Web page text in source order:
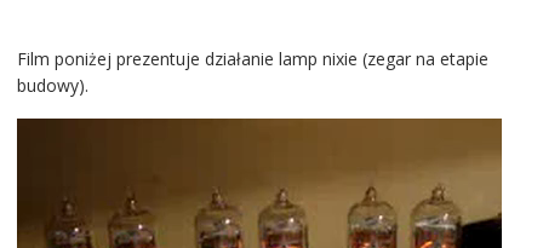
Film poniżej prezentuje działanie lamp nixie (zegar na etapie
budowy).